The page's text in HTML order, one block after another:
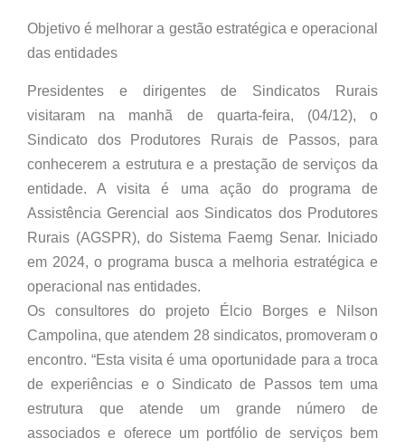
Objetivo é melhorar a gestão estratégica e operacional
das entidades
Presidentes e dirigentes de Sindicatos Rurais
visitaram na manhã de quarta-feira, (04/12), o
Sindicato dos Produtores Rurais de Passos, para
conhecerem a estrutura e a prestação de serviços da
entidade. A visita é uma ação do programa de
Assistência Gerencial aos Sindicatos dos Produtores
Rurais (AGSPR), do Sistema Faemg Senar. Iniciado
em 2024, o programa busca a melhoria estratégica e
operacional nas entidades.
Os consultores do projeto Élcio Borges e Nilson
Campolina, que atendem 28 sindicatos, promoveram o
encontro. “Esta visita é uma oportunidade para a troca
de experiências e o Sindicato de Passos tem uma
estrutura que atende um grande número de
associados e oferece um portfólio de serviços bem